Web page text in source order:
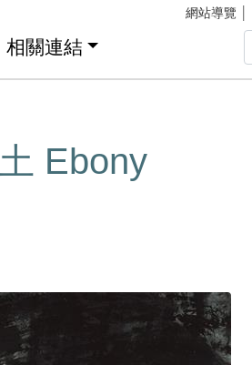
網站導覽
相關連結
Ebony